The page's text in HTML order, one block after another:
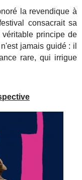
la revendique à
consacrait sa
principe de
jamais guidé : il
rare, qui irrigue